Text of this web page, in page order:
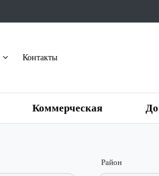
Контакты
Коммерческая
Район